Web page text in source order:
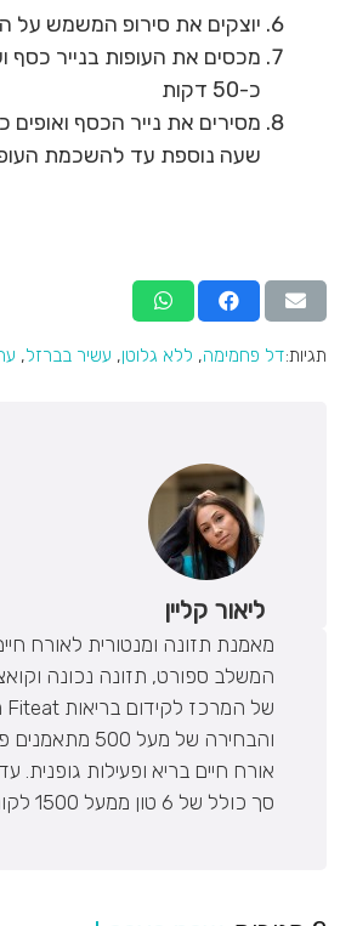
יוצקים את סירופ המשמש על
מכסים את העופות בנייר כסף
כ-50 דקות
מסירים את נייר הכסף ואופים
שעה נוספת עד להשכמת
תגיות:דל פחמימה, ללא גלוטן, עשיר בברזל,
ליאור קליין
מאמנת תזונה ומנטורית לאורח
המשלב ספורט, תזונה נכונה
והבחירה של מעל 500
אורח חיים בריא ופעילות גופנית.
סך כולל של 6 טון ממעל 1500 לקוחות מרוצים.